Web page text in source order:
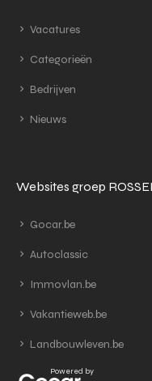
Vacatures
Categorieën
Bedrijven
Nieuws
Websites groep
Gocar.be
Autoclassic
Immovlan.be
Vakantieweb.be
Landbouwleven.be
Powered by